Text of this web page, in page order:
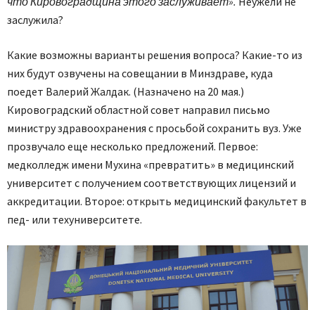
заслужила?
Какие возможны варианты решения вопроса? Какие-то из
них будут озвучены на совещании в Минздраве, куда
поедет Валерий Жалдак. (Назначено на 20 мая.)
Кировоградский областной совет направил письмо
министру здравоохранения с просьбой сохранить вуз. Уже
прозвучало еще несколько предложений. Первое:
медколледж имени Мухина «превратить» в медицинский
университет с получением соответствующих лицензий и
аккредитации. Второе: открыть медицинский факультет в
пед- или техуниверситете.